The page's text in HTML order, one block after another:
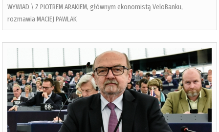
WYWIAD \ Z PIOTREM ARAKIEM, głównym ekonomistą VeloBanku,
rozmawia MACIEJ PAWLAK